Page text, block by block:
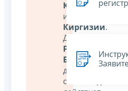
Казахстана
и
Киргизии.
Для
Республики
Беларусь
данное
освобождение